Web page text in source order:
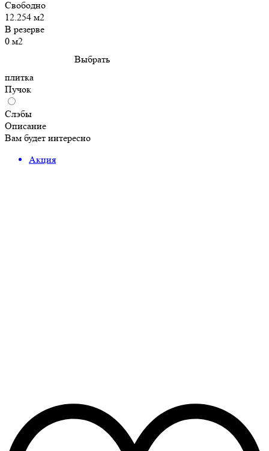
Свободно
12.254 м2
В резерве
0 м2
Выбрать
плитка
Пучок
Слэбы
Описание
Вам будет интересно
Акция